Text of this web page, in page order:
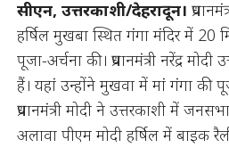
सीएन, उत्तरकाशी/देहरादून।
हर्षिल मुखबा स्थित गंगा मंदिर में 20
पूजा-अर्चना की। प्रधानमंत्री नरेंद्र
हैं। यहां उन्होंने मुखवा में मां गंगा की
प्रधानमंत्री मोदी ने उत्तरकाशी में
अलावा पीएम मोदी हर्षिल में बाइक